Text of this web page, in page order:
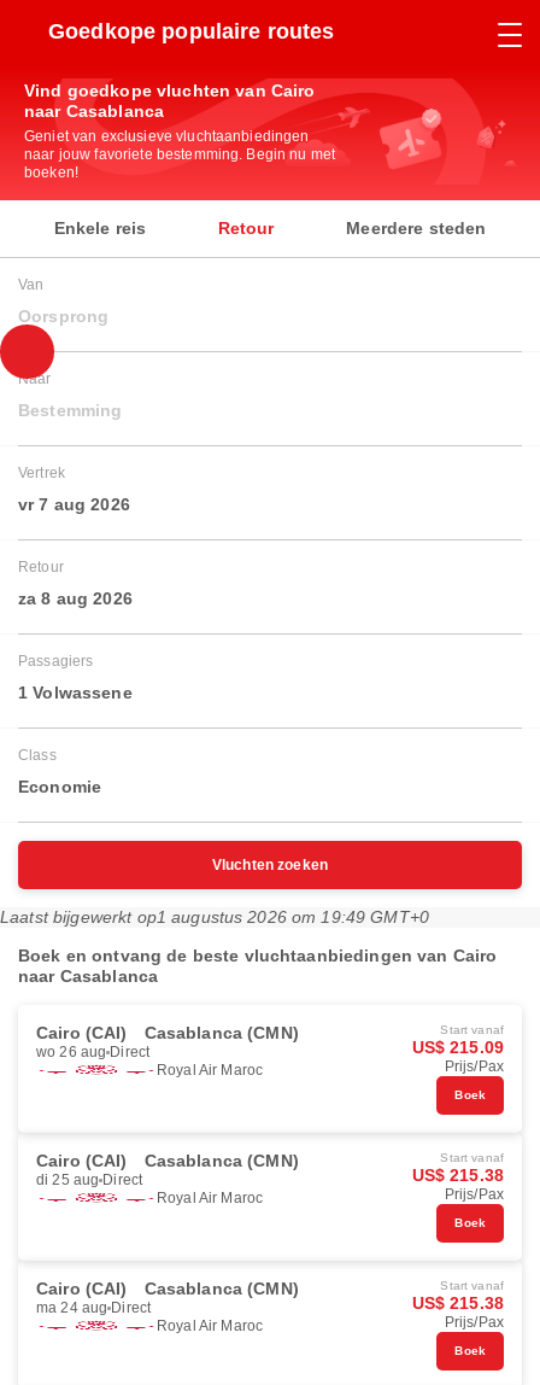
Goedkope populaire routes
Vind goedkope vluchten van Cairo
naar Casablanca
Geniet van exclusieve vluchtaanbiedingen
naar jouw favoriete bestemming. Begin nu met
boeken!
Enkele reis Retour Meerdere steden
Van
Oorsprong
Naar
Bestemming
Vertrek
vr 7 aug 2026
Retour
za 8 aug 2026
Passagiers
1 Volwassene
Class
Economie
Vluchten zoeken
Laatst bijgewerkt op1 augustus 2026 om 19:49 GMT+0
Boek en ontvang de beste vluchtaanbiedingen van Cairo
naar Casablanca
Cairo (CAI) Casablanca (CMN)
wo 26 aug Direct
Royal Air Maroc
Start vanaf
US$ 215.09
Prijs/Pax
Boek
Cairo (CAI) Casablanca (CMN)
di 25 aug Direct
Royal Air Maroc
Start vanaf
US$ 215.38
Prijs/Pax
Boek
Cairo (CAI) Casablanca (CMN)
ma 24 aug Direct
Royal Air Maroc
Start vanaf
US$ 215.38
Prijs/Pax
Boek